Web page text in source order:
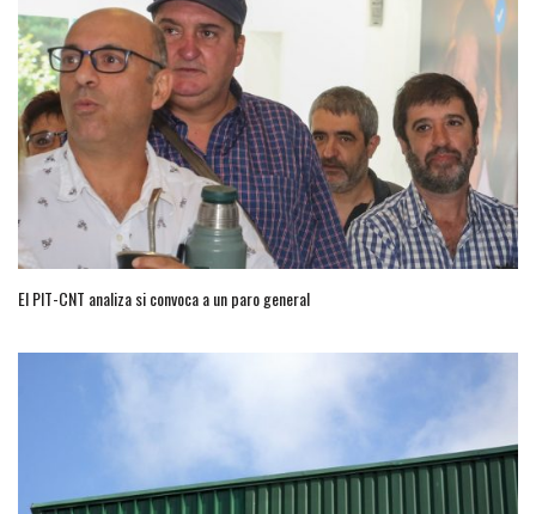
El PIT-CNT analiza si convoca a un paro general